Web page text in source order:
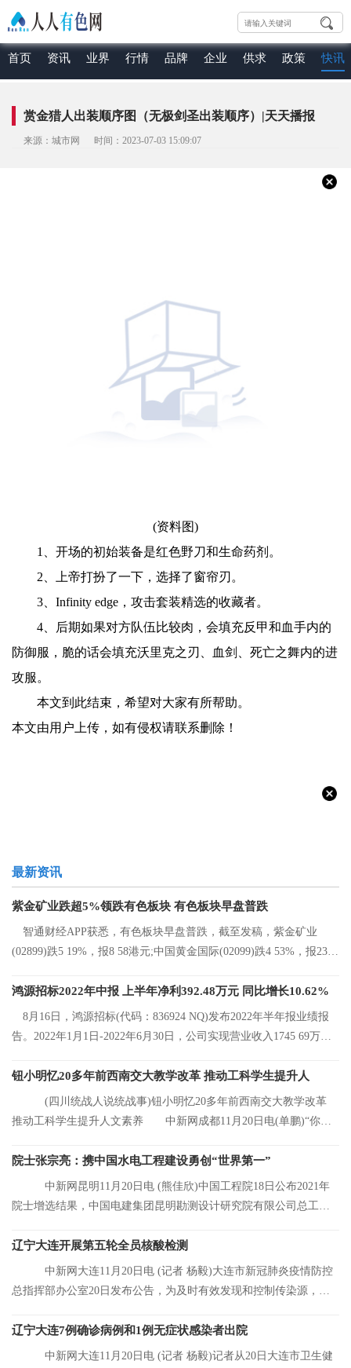
首页 资讯 业界 行情 品牌 企业 供求 政策 快讯
赏金猎人出装顺序图（无极剑圣出装顺序）|天天播报
来源：城市网 时间：2023-07-03 15:09:07
(资料图)
1、开场的初始装备是红色野刀和生命药剂。
2、上帝打扮了一下，选择了窗帘刃。
3、Infinity edge，攻击套装精选的收藏者。
4、后期如果对方队伍比较肉，会填充反甲和血手内的
防御服，脆的话会填充沃里克之刃、血剑、死亡之舞内的进
攻服。
本文到此结束，希望对大家有所帮助。
本文由用户上传，如有侵权请联系删除！
最新资讯
紫金矿业跌超5%领跌有色板块 有色板块早盘普跌
智通财经APP获悉，有色板块早盘普跌，截至发稿，紫金矿业
(02899)跌5 19%，报8 58港元;中国黄金国际(02099)跌4 53%，报23 2
鸿源招标2022年中报 上半年净利392.48万元 同比增长10.62%
8月16日，鸿源招标(代码：836924 NQ)发布2022年半年报业绩报
告。2022年1月1日-2022年6月30日，公司实现营业收入1745 69万
钮小明忆20多年前西南交大教学改革 推动工科学生提升人
(四川统战人说统战事)钮小明忆20多年前西南交大教学改革
推动工科学生提升人文素养 中新网成都11月20日电(单鹏)“你们
院士张宗亮：携中国水电工程建设勇创“世界第一”
中新网昆明11月20日电 (熊佳欣)中国工程院18日公布2021年
院士增选结果，中国电建集团昆明勘测设计研究院有限公司总工程
辽宁大连开展第五轮全员核酸检测
中新网大连11月20日电 (记者 杨毅)大连市新冠肺炎疫情防控
总指挥部办公室20日发布公告，为及时有效发现和控制传染源，结
辽宁大连7例确诊病例和1例无症状感染者出院
中新网大连11月20日电 (记者 杨毅)记者从20日大连市卫生健